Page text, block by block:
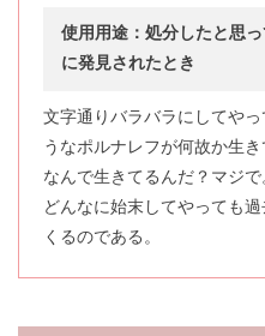
使用用途：処分したと思
に発見されたとき
文字通りバラバラにしてや
うなポルナレフが何故か生き
なんで生きてるんだ？マジで
どんなに始末してやっても
くるのである。